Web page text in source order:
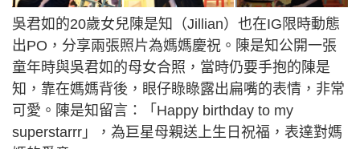
吳君如的20歲女兒陳是知（Jillian）也在IG限時動態
出PO，分享兩張照片為媽媽慶祝。陳是知公開一張
童年時與吳君如的母女合照，當時仍要手抱的陳是
知，靠在媽媽背後，眼仔睩睩露出扁嘴的表情，非常
可愛。陳是知留言：「Happy birthday to my
superstarrr」，為巨星母親送上生日祝福，表達對媽